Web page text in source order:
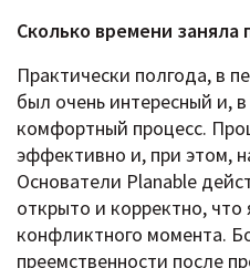
Сколько времени заняла
Практически полгода, в
был очень интересный и,
комфортный процесс.
эффективно и, при этом,
Основатели Planable
открыто и корректно,
конфликтного момента.
преемственности после